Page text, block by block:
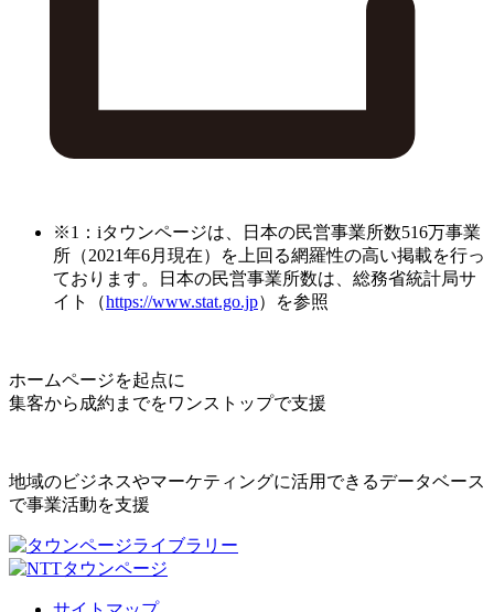
※1：iタウンページは、日本の民営事業所数516万事業
所（2021年6月現在）を上回る網羅性の高い掲載を行っ
ております。日本の民営事業所数は、総務省統計局サ
イト（https://www.stat.go.jp）を参照
ホームページを起点に
集客から成約までをワンストップで支援
地域のビジネスやマーケティングに活用できるデータベース
で事業活動を支援